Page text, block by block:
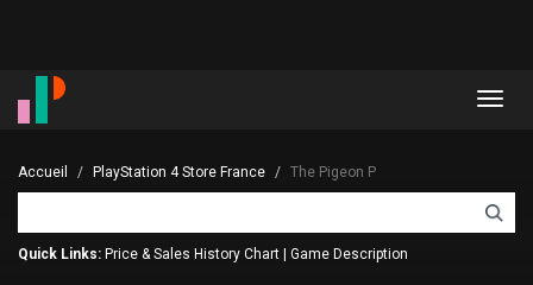
Accueil PlayStation 4 Store France The Pigeon P
Quick Links: Price & Sales History Chart Game Description